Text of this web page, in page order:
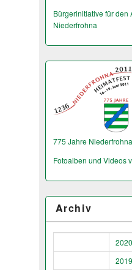
Bürgerinitiative für den
Niederfrohna
775 Jahre Niederfrohna
Fotoalben und Videos
Archiv
2020
2019